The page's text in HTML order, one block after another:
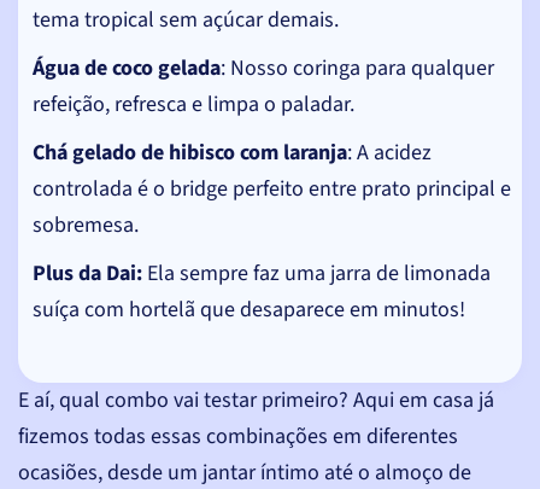
tema tropical sem açúcar demais.
Água de coco gelada: Nosso coringa para qualquer
refeição, refresca e limpa o paladar.
Chá gelado de hibisco com laranja: A acidez
controlada é o bridge perfeito entre prato principal e
sobremesa.
Plus da Dai: Ela sempre faz uma jarra de limonada
suíça com hortelã que desaparece em minutos!
E aí, qual combo vai testar primeiro? Aqui em casa já
fizemos todas essas combinações em diferentes
ocasiões, desde um jantar íntimo até o almoço de